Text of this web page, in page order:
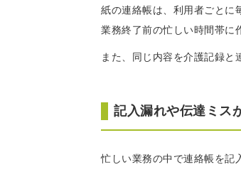
紙の連絡帳は、利用者ごとに
業務終了前の忙しい時間帯に
また、同じ内容を介護記録と
記入漏れや伝達ミス
忙しい業務の中で連絡帳を記